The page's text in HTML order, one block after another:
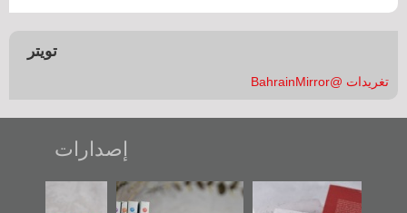
تويتر
تغريدات @BahrainMirror
إصدارات
"حماة الباب الأخير":
تصنيف موضوعي